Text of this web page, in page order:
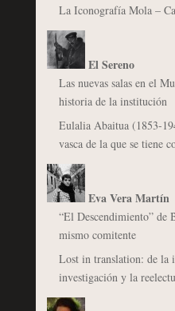
La Iconografía Mola –
El Sereno
Las nuevas salas en el
historia de la institución
Eulalia Abaitua (1853-
vasca de la que se tiene
Eva Vera Martín
“El Descendimiento” de
mismo comitente
Lost in translation: de la
investigación y la